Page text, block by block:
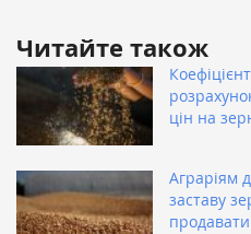
Читайте також
цін на
Аграріям
заставу